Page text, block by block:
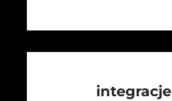
integracje